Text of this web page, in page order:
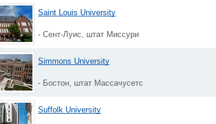
Saint Louis University
- Сент-Луис, штат Миссури
Simmons University
- Бостон, штат Массачусетс
Suffolk University